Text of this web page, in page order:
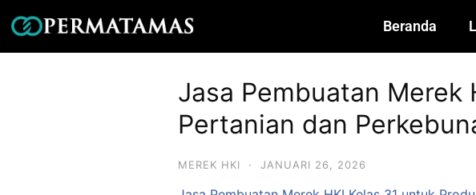
Beranda
Jasa Pembuatan Merek
Pertanian dan
MEREK HKI · JANUARI 26, 2026